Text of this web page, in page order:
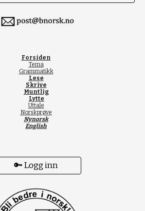
Forsiden
Tema
Grammatikk
Lese
Skrive
Muntlig
Lytte
Uttale
Norskprøve
Nynorsk
English
🔑 Logg inn